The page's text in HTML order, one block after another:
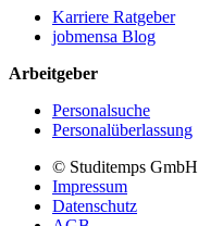
Karriere Ratgeber
jobmensa Blog
Arbeitgeber
Personalsuche
Personalüberlassung
© Studitemps GmbH
Impressum
Datenschutz